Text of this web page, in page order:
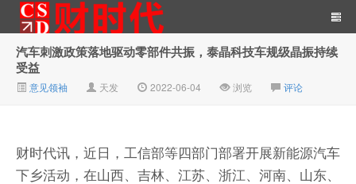
财时代｜新金融总裁圈、财
汽车刺激政策落地驱动零部件共振，泰晶科技车规级晶振持续
受益
意见领袖 天发 2022-06-04 浏览 评论
财时代讯，近日，工信部等四部门部署开展新能源汽车
下乡活动，在山西、吉林、江苏、浙江、河南、山东、